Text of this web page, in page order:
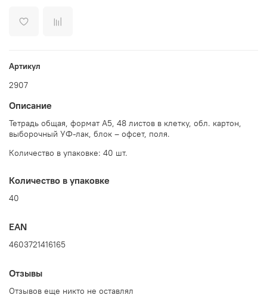
Артикул
2907
Описание
Тетрадь общая, формат А5, 48 листов в клетку, обл. картон,
выборочный УФ-лак, блок – офсет, поля.
Количество в упаковке: 40 шт.
Количество в упаковке
40
EAN
4603721416165
Отзывы
Отзывов еще никто не оставлял